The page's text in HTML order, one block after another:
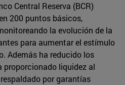
Central Reserva (BCR)
200 puntos básicos,
la evolución de la
para aumentar el estímulo
Además ha reducido los
proporcionado liquidez al
por garantías